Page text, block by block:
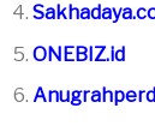
ONEBIZ.id